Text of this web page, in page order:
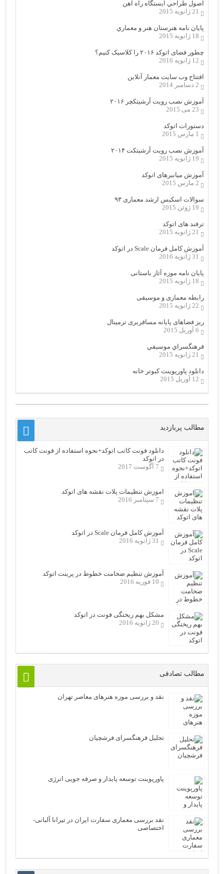
اصول طراحي ایستگاه راه آهن
21 ژانویه 2015
پایان نامه هنرستان هنر و معماري
18 ژانویه 2015
چطور فضای اتوکد ۲۰۱۶ را کلاسیک کنیم؟
12 ژانویه 2016
افتتاح وب سایت معمار آنلاین
2 دسامبر 2014
آموزش نصب رویت آرشیتکچر ۲۰۱۶
23 می 2015
دستورات اتوکد
1 مارس 2015
آموزش نصب رویت آرشیتکت ۲۰۱۴
19 ژانویه 2015
آموزش میانبرهای اتوکد
2 مارس 2015
سوالات اسکیس ارشد معماری ۹۳
19 ژوئن 2015
ترفند های اتوکد
21 ژانویه 2015
آموزش کامل فرمان Scale در اتوکد
31 ژانویه 2016
پایان نامه موزه آثار باستانی
18 ژانویه 2015
رابطه معماری و موسیقی
22 ژانویه 2015
ریز فضاهای پایانه مسافربری ترمینال
6 آوریل 2015
فرهنگسراي موسيقي
21 ژانویه 2015
دانلود پاورپوینت کبوتر خانه
12 آوریل 2015
مطالب پربازدید
دانلود فونت کاتب اتوکد+نحوه استفاده از فونت کاتب
در اتوکد
7 آگوست 2017
اموزش تنظیمات پلات نقشه های اتوکد
7 سپتامبر 2016
آموزش کامل فرمان Scale در اتوکد
31 ژانویه 2016
آموزش تنظیم ضخامت خطوط در پرینت اتوکد
10 فوریه 2016
مشکل بهم ریختگی فونت در اتوکد
20 ژانویه 2016
مطالب تصادفی
نقد و بررسی موزه هنرهای معاصر تهران
تحلیل فرهنگسرای فرشچیان
پاورپوینت توسعه پایدار و صرفه جویی انرژی
نقد بررسی معماری سفارت ایران در تیرانا آلبانی-
اختصاصی